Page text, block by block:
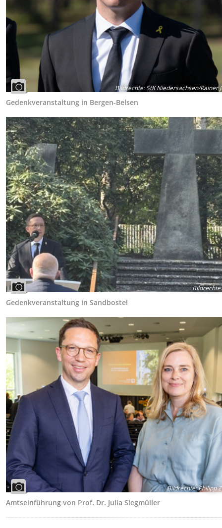
Bildrechte:StK Niedersachsen/Rainer
Gedenkveranstaltung in Bergen-Belsen
Bildrechte:
Gedenkveranstaltung in Sandbostel
Bildrechte:Philipp
Amtseinführung von Prof. Dr. Julia Siegmüller